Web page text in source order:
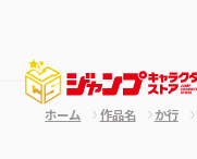
ホーム 作品名 か行